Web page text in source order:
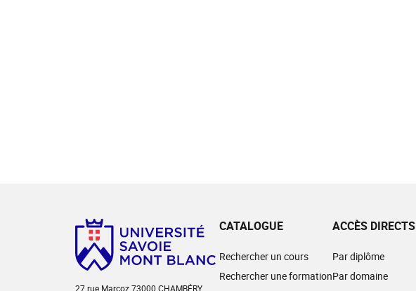
27 rue Marcoz 73000 CHAMBÉRY
CATALOGUE
Rechercher un cours
Rechercher une formation
ACCÈS DIRECTS
Par diplôme
Par domaine